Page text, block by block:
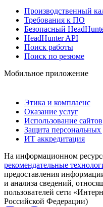
Производственный
Требования к ПО
Безопасный
HeadHunter API
Поиск работы
Поиск по резюме
Мобильное приложение
Этика и комплаенс
Оказание услуг
Использование сайтов
Защита
ИТ аккредитация
На информационном
рекомендательные
предоставления
и анализа сведений,
пользователей сети
Российской Федерации)